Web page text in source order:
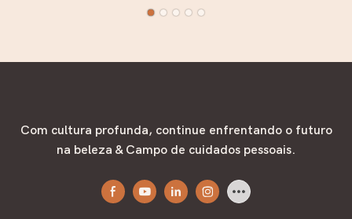
de rosas - Sabonete floral
Sabonete Hidratante e de
Com cultura profunda, continue enfrentando o futuro
na beleza & Campo de cuidados pessoais.